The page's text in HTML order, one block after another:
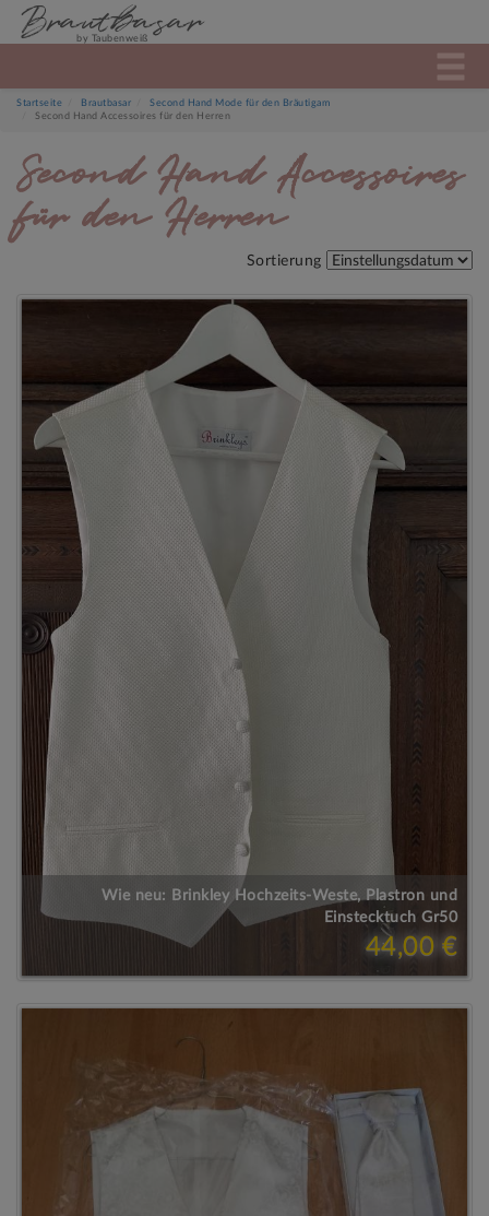
Brautbasar
by Taubenweiß
Startseite Brautbasar
Second Hand Mode für den Bräutigam
Second Hand Accessoires für den Herren
Second Hand Accessoires
für den Herren
Sortierung
Wie neu: Brinkley Hochzeits-Weste, Plastron und
Einstecktuch Gr50
44,00 €